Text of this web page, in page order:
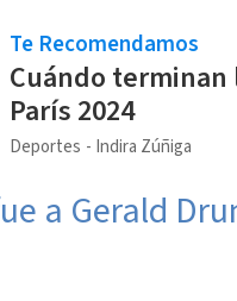
Te Recomendamos
Cuándo terminan
París 2024
Deportes Indira Zúñiga
a Gerald